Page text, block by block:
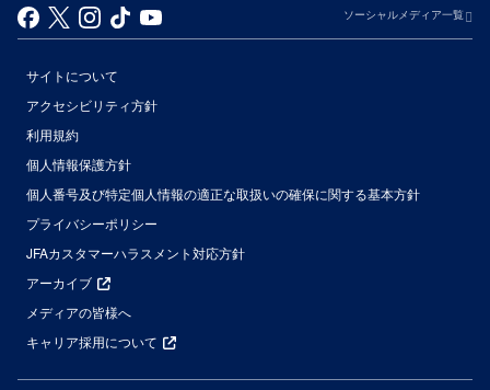
ソーシャルメディア一覧
サイトについて
アクセシビリティ方針
利用規約
個人情報保護方針
個人番号及び特定個人情報の適正な取扱いの確保に関する基本方針
プライバシーポリシー
JFAカスタマーハラスメント対応方針
アーカイブ
メディアの皆様へ
キャリア採用について